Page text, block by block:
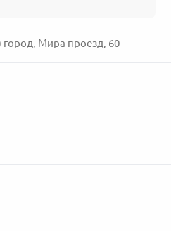
город, Мира проезд, 60